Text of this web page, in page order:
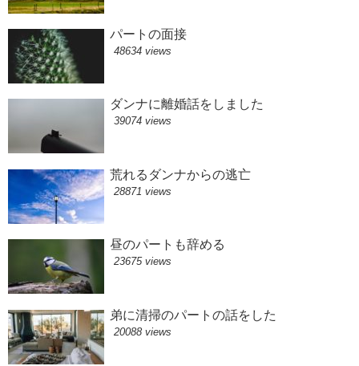
パートの面接
48634 views
ダンナに離婚話をしました
39074 views
荒れるダンナからの逃亡
28871 views
昼のパートも辞める
23675 views
弟に清掃のパートの話をした
20088 views